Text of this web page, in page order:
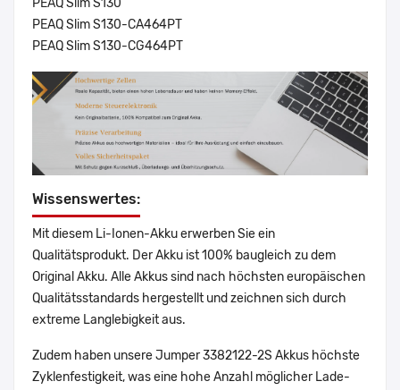
PEAQ Slim S130
PEAQ Slim S130-CA464PT
PEAQ Slim S130-CG464PT
Wissenswertes:
Mit diesem Li-Ionen-Akku erwerben Sie ein
Qualitätsprodukt. Der Akku ist 100% baugleich zu dem
Original Akku. Alle Akkus sind nach höchsten europäischen
Qualitätsstandards hergestellt und zeichnen sich durch
extreme Langlebigkeit aus.
Zudem haben unsere Jumper 3382122-2S Akkus höchste
Zyklenfestigkeit, was eine hohe Anzahl möglicher Lade-